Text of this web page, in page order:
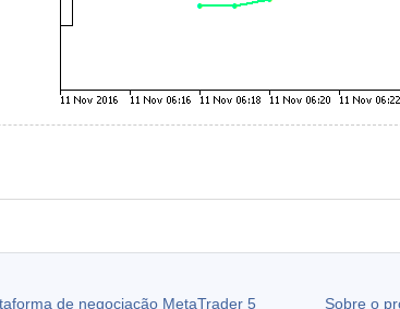
de negociação MetaTrader 5 Sobre o